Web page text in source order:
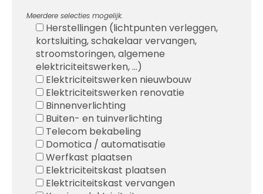
Meerdere selecties mogelijk.
Herstellingen (lichtpunten verleggen,
kortsluiting, schakelaar vervangen,
stroomstoringen, algemene
elektriciteitswerken, ...)
Elektriciteitswerken nieuwbouw
Elektriciteitswerken renovatie
Binnenverlichting
Buiten- en tuinverlichting
Telecom bekabeling
Domotica / automatisatie
Werfkast plaatsen
Elektriciteitskast plaatsen
Elektriciteitskast vervangen